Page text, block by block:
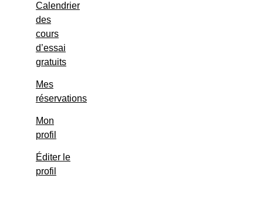
Calendrier
des
cours
d’essai
gratuits
Mes
réservations
Mon
profil
Éditer le
profil